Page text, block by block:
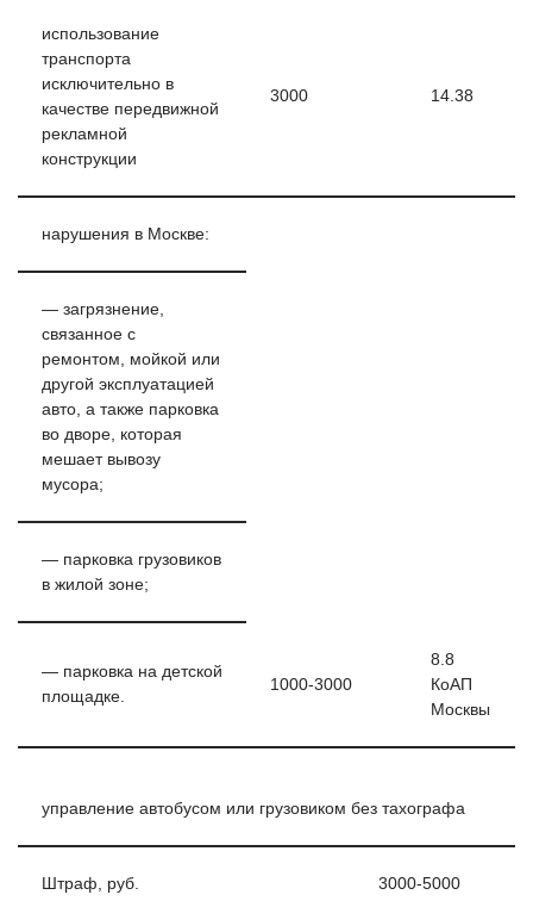
использование
транспорта
исключительно в
качестве передвижной
рекламной
конструкции
3000 14.38
нарушения в Москве:
— загрязнение,
связанное с
ремонтом, мойкой или
другой эксплуатацией
авто, а также парковка
во дворе, которая
мешает вывозу
мусора;
— парковка грузовиков
в жилой зоне;
— парковка на детской
площадке.
1000-3000
8.8
КоАП
Москвы
управление автобусом или грузовиком без тахографа
Штраф, руб. 3000-5000